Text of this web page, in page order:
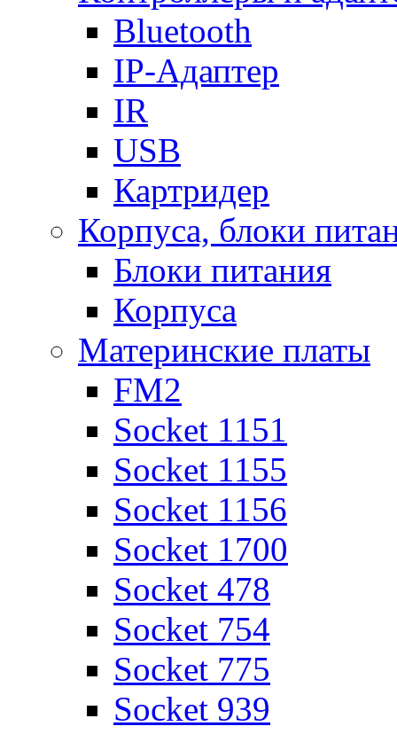
Bluetooth
IP-Адаптер
IR
USB
Картридер
Корпуса, блоки
Блоки питания
Корпуса
Материнские платы
FM2
Socket 1151
Socket 1155
Socket 1156
Socket 1700
Socket 478
Socket 754
Socket 775
Socket 939